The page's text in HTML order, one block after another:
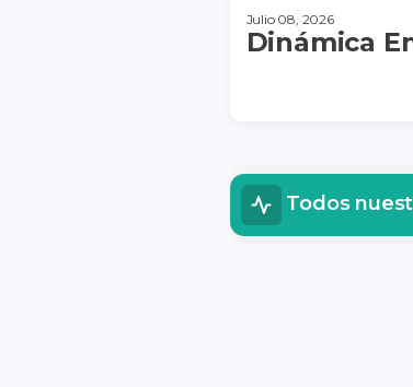
Julio 08, 2026
Dinámica
Todos